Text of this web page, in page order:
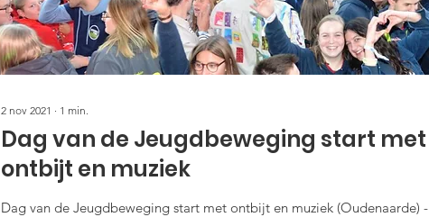
2 nov 2021 ∙ 1 min.
Dag van de Jeugdbeweging start met
ontbijt en muziek
Dag van de Jeugdbeweging start met ontbijt en muziek (Oudenaarde) -